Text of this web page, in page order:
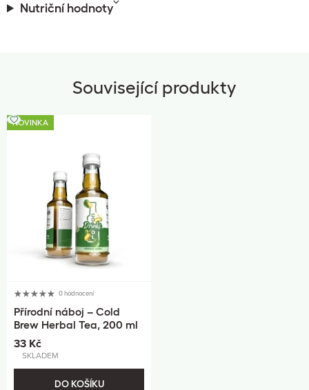
Nutriční hodnoty
Související produkty
NOVINKA
0 hodnocení
Přírodní náboj – Cold
Brew Herbal Tea, 200 ml
33 Kč
SKLADEM
DO KOŠÍKU